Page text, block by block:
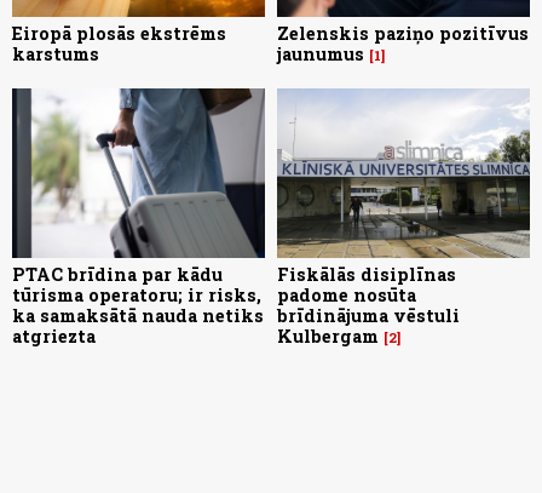
Eiropā plosās ekstrēms
karstums
Zelenskis paziņo pozitīvus
jaunumus
1
PTAC brīdina par kādu
tūrisma operatoru; ir risks,
ka samaksātā nauda netiks
atgriezta
Fiskālās disiplīnas
padome nosūta
brīdinājuma vēstuli
Kulbergam
2